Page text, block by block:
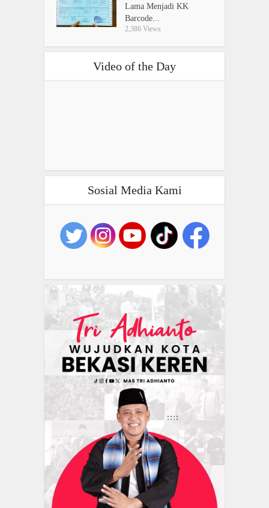
Lama Menjadi KK
Barcode...
2,386 Views
Video of the Day
Sosial Media Kami